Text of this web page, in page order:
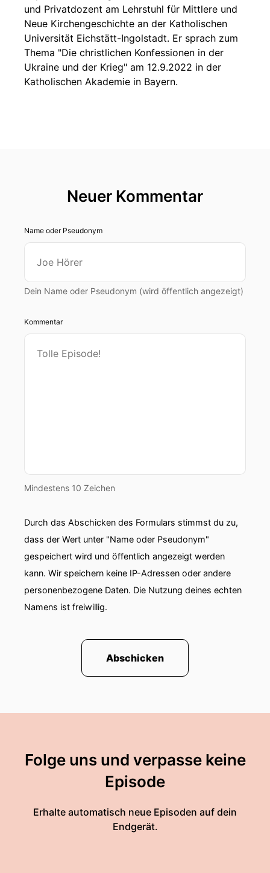
und Privatdozent am Lehrstuhl für Mittlere und
Neue Kirchengeschichte an der Katholischen
Universität Eichstätt-Ingolstadt. Er sprach zum
Thema "Die christlichen Konfessionen in der
Ukraine und der Krieg" am 12.9.2022 in der
Katholischen Akademie in Bayern.
Neuer Kommentar
Name oder Pseudonym
Dein Name oder Pseudonym (wird öffentlich angezeigt)
Kommentar
Mindestens 10 Zeichen
Durch das Abschicken des Formulars stimmst du zu,
dass der Wert unter "Name oder Pseudonym"
gespeichert wird und öffentlich angezeigt werden
kann. Wir speichern keine IP-Adressen oder andere
personenbezogene Daten. Die Nutzung deines echten
Namens ist freiwillig.
Abschicken
Folge uns und verpasse keine
Episode
Erhalte automatisch neue Episoden auf dein
Endgerät.